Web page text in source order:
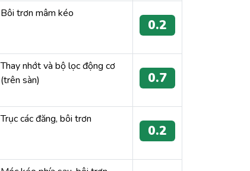
Bôi trơn mâm kéo
0.2
Thay nhớt và bộ lọc động cơ
(trên sàn)
0.7
Trục các đăng, bôi trơn
0.2